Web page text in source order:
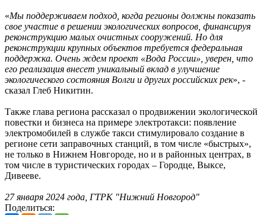
«Мы поддерживаем подход, когда регионы должны показать
свое участие в решении экологических вопросов, финансируя
реконструкцию малых очистных сооружений. Но для
реконструкции крупных объектов требуется федеральная
поддержка. Очень ждем проект «Вода России», уверен, что
его реализация внесет уникальный вклад в улучшение
экологического состояния Волги и других российских рек», -
сказал Глеб Никитин.
Также глава региона рассказал о продвижении экологической
повестки и бизнеса на примере электротакси: появление
электромобилей в службе такси стимулировало создание в
регионе сети заправочных станций, в том числе «быстрых»,
не только в Нижнем Новгороде, но и в районных центрах, в
том числе в туристических городах – Городце, Выксе,
Дивееве.
27 января 2024 года, ГТРК "Нижний Новгород"
Поделиться: